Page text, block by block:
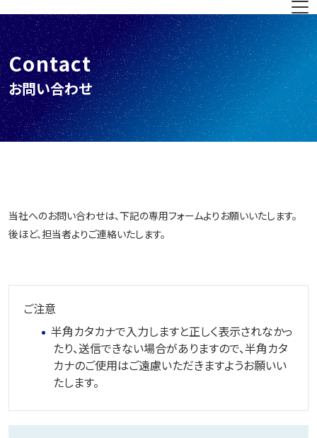
Contact
お問い合わせ
当社へのお問い合わせは、下記の専用フォームよりお願いいたします。
後ほど、担当者よりご連絡いたします。
ご注意
半角カタカナで入力しますと正しく表示されなかっ
たり、送信できない場合がありますので、半角カタ
カナのご使用はご遠慮いただきますようお願いい
たします。